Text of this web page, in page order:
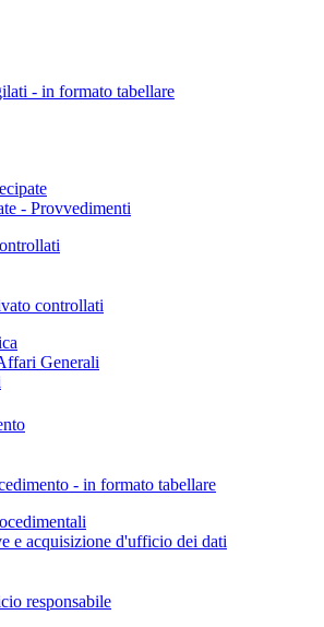
- in formato tabellare
- Provvedimenti
controllati
Generali
- in formato tabellare
e acquisizione d'ufficio dei dati
responsabile